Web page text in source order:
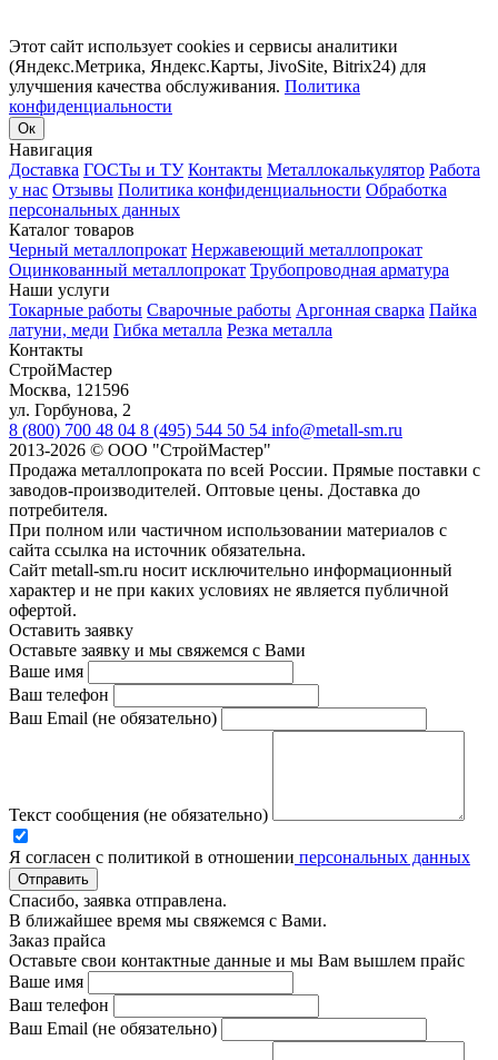
Этот сайт использует cookies и сервисы аналитики
(Яндекс.Метрика, Яндекс.Карты, JivoSite, Bitrix24) для
улучшения качества обслуживания. Политика
конфиденциальности
Ок
Навигация
Доставка ГОСТы и ТУ Контакты Металлокалькулятор Работа
у нас Отзывы Политика конфиденциальности Обработка
персональных данных
Каталог товаров
Черный металлопрокат Нержавеющий металлопрокат
Оцинкованный металлопрокат Трубопроводная арматура
Наши услуги
Токарные работы Сварочные работы Аргонная сварка Пайка
латуни, меди Гибка металла Резка металла
Контакты
СтройМастер
Москва, 121596
ул. Горбунова, 2
8 (800) 700 48 04 8 (495) 544 50 54 info@metall-sm.ru
2013-2026 © ООО "СтройМастер"
Продажа металлопроката по всей России. Прямые поставки с
заводов-производителей. Оптовые цены. Доставка до
потребителя.
При полном или частичном использовании материалов с
сайта ссылка на источник обязательна.
Сайт metall-sm.ru носит исключительно информационный
характер и не при каких условиях не является публичной
офертой.
Оставить заявку
Оставьте заявку и мы свяжемся с Вами
Ваше имя
Ваш телефон
Ваш Email (не обязательно)
Текст сообщения (не обязательно)
Я согласен с политикой в отношении персональных данных
Отправить
Спасибо, заявка отправлена.
В ближайшее время мы свяжемся с Вами.
Заказ прайса
Оставьте свои контактные данные и мы Вам вышлем прайс
Ваше имя
Ваш телефон
Ваш Email (не обязательно)